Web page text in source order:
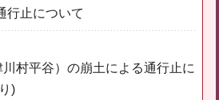
行止について
村平谷）の崩土による通行止に
)